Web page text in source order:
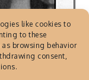
like cookies to
to these
browsing behavior
consent,